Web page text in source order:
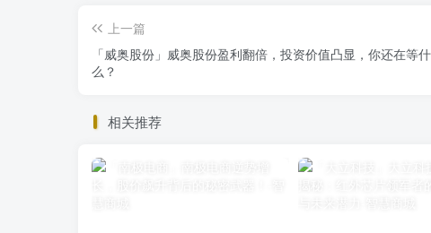
上一篇
「威奥股份」威奥股份盈利翻倍，投资价值凸显，你还在等什
么？
相关推荐